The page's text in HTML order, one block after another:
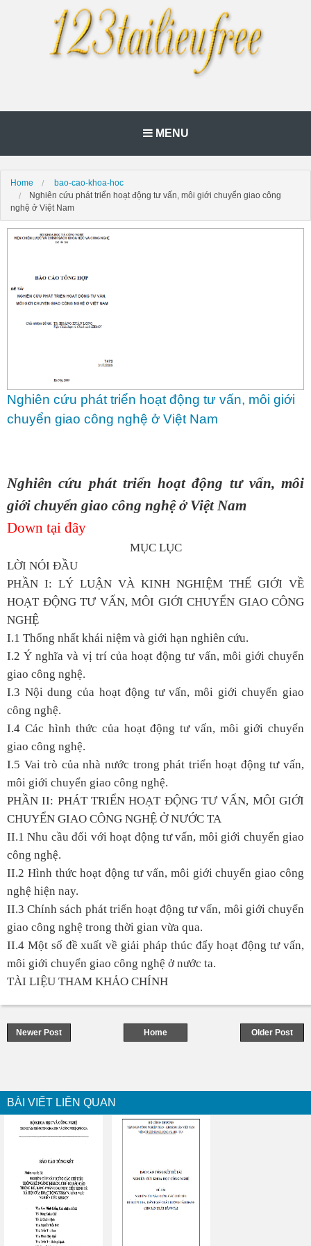
MENU
Home
bao-cao-khoa-hoc
Nghiên cứu phát triển hoạt động tư vấn, môi giới chuyển giao công
nghệ ở Việt Nam
Nghiên cứu phát triển hoạt động tư vấn, môi giới
chuyển giao công nghệ ở Việt Nam
Nghiên cứu phát triển hoạt động tư vấn, môi
giới chuyển giao công nghệ ở Việt Nam
Down tại đây
MỤC LỤC
LỜI NÓI ĐẦU
PHẦN I: LÝ LUẬN VÀ KINH NGHIỆM THẾ GIỚI VỀ
HOẠT ĐỘNG TƯ VẤN, MÔI GIỚI CHUYỂN GIAO CÔNG
NGHỆ
I.1 Thống nhất khái niệm và giới hạn nghiên cứu.
I.2 Ý nghĩa và vị trí của hoạt động tư vấn, môi giới chuyển
giao công nghệ.
I.3 Nội dung của hoạt động tư vấn, môi giới chuyển giao
công nghệ.
I.4 Các hình thức của hoạt động tư vấn, môi giới chuyển
giao công nghệ.
I.5 Vai trò của nhà nước trong phát triển hoạt động tư vấn,
môi giới chuyển giao công nghệ.
PHẦN II: PHÁT TRIỂN HOẠT ĐỘNG TƯ VẤN, MÔI GIỚI
CHUYỂN GIAO CÔNG NGHỆ Ở NƯỚC TA
II.1 Nhu cầu đối với hoạt động tư vấn, môi giới chuyển giao
công nghệ.
II.2 Hình thức hoạt động tư vấn, môi giới chuyển giao công
nghệ hiện nay.
II.3 Chính sách phát triển hoạt động tư vấn, môi giới chuyển
giao công nghệ trong thời gian vừa qua.
II.4 Một số đề xuất về giải pháp thúc đẩy hoạt động tư vấn,
môi giới chuyển giao công nghệ ở nước ta.
TÀI LIỆU THAM KHẢO CHÍNH
Newer Post Older Post
Home
BÀI VIẾT LIÊN QUAN